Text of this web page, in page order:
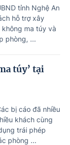
tỉnh Nghệ An
hỗ trợ xây
ma túy và
phòng, ...
túy’ tại
bị cáo đã nhiều
khách cùng
trái phép
phòng ...